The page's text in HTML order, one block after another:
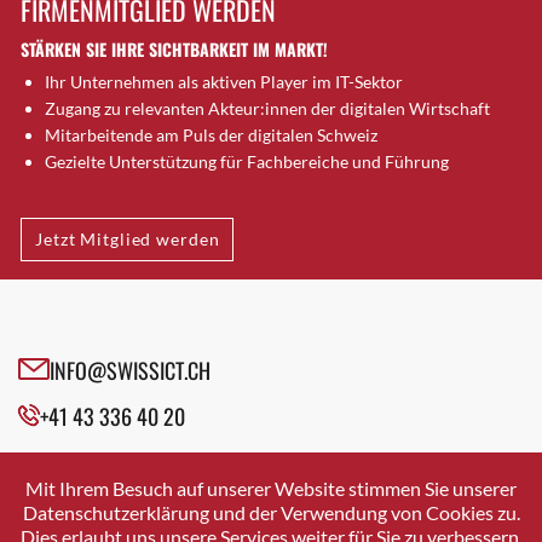
Brugg AG
Brütten
Bubendorf
Bubikon
Buchs (SG)
Bäretswil
Bülach
Cazis
Crissier
Davos Platz
Dierikon
Dietikon
FIRMENMITGLIED WERDEN
STÄRKEN SIE IHRE SICHTBARKEIT IM MARKT!
Ihr Unternehmen als aktiven Player im IT-Sektor
Zugang zu relevanten Akteur:innen der digitalen Wirtschaft
Mitarbeitende am Puls der digitalen Schweiz
Gezielte Unterstützung für Fachbereiche und Führung
Jetzt Mitglied werden
INFO@SWISSICT.CH
+41 43 336 40 20
SWISSICT
VULKANSTRASSE 120
8048 ZURICH
Mit Ihrem Besuch auf unserer Website stimmen Sie unserer
Datenschutzerklärung und der Verwendung von Cookies zu.
Dies erlaubt uns unsere Services weiter für Sie zu verbessern.